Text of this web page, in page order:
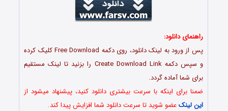
راهنمای دانلود:
پس از ورود به لینک دانلود، روی دکمه Free Download کلیک کرده
و سپس دکمه Create Download Link را بزنید تا لینک مستقیم
برای شما آماده گردد.
ضمنا برای اینکه با سرعت بیشتری دانلود کنید، پیشنهاد میشود از
این لینک عضو شوید تا سرعت دانلود شما افزایش پیدا کند.